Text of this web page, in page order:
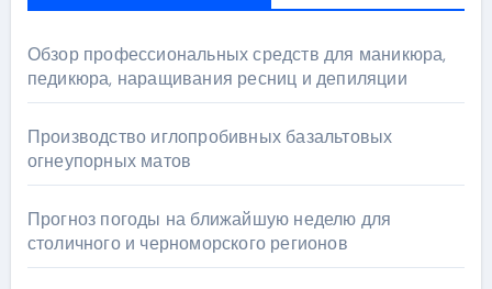
Обзор профессиональных средств для маникюра,
педикюра, наращивания ресниц и депиляции
Производство иглопробивных базальтовых
огнеупорных матов
Прогноз погоды на ближайшую неделю для
столичного и черноморского регионов